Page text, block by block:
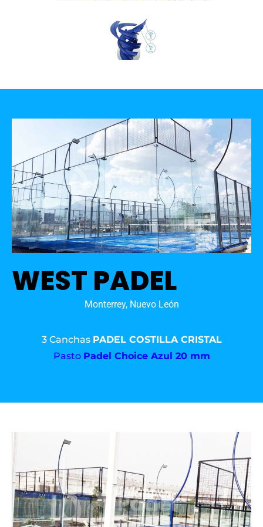
WEST PADEL
Monterrey, Nuevo León
3 Canchas PADEL COSTILLA CRISTAL
Pasto Padel Choice Azul 20 mm